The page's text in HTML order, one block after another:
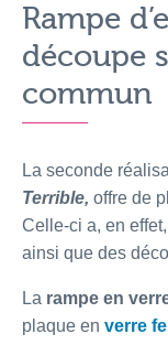
Rampe
découpe
commun
La seconde
Terrible, offre de
Celle-ci a, en
ainsi que des
La rampe en
plaque en verre